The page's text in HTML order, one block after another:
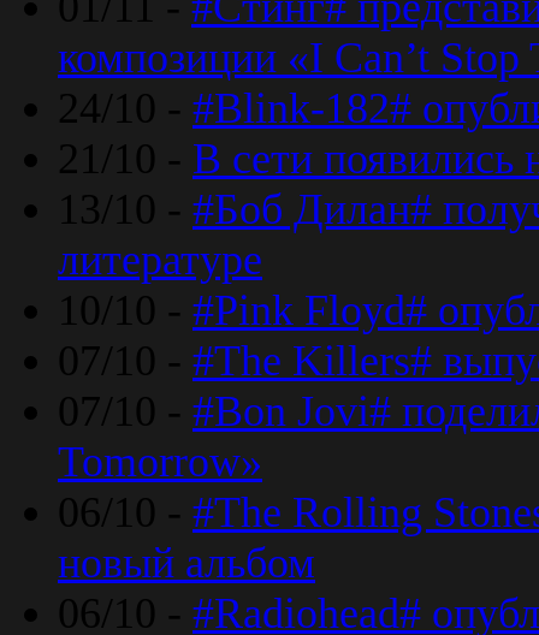
композиции «I Can’t
24/10 - #Blink-182#
21/10 - В сети появились
13/10 - #Боб Дилан#
литературе
10/10 - #Pink Floyd#
07/10 - #The Killers#
07/10 - #Bon Jovi#
Tomorrow»
06/10 - #The Rolling
новый альбом
06/10 - #Radiohead#